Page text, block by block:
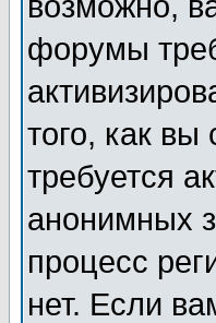
форумы
того, как вы
требуется
анонимных
процесс
нет. Если